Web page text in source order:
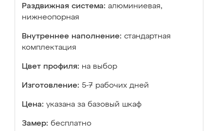
Раздвижная система: алюминиевая,
нижнеопорная
Внутреннее наполнение: стандартная
комплектация
Цвет профиля: на выбор
Изготовление: 5-7 рабочих дней
Цена: указана за базовый шкаф
Замер: бесплатно